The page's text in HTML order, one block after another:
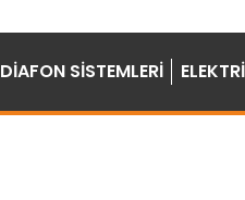
DİAFON SİSTEMLERİ